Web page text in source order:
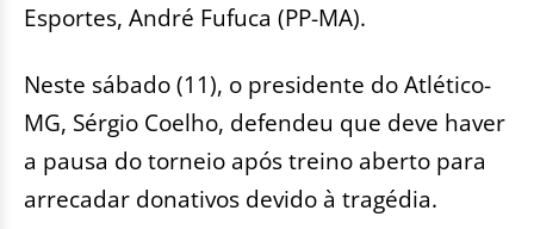
Esportes, André Fufuca (PP-MA).
Neste sábado (11), o presidente do Atlético-
MG, Sérgio Coelho, defendeu que deve haver
a pausa do torneio após treino aberto para
arrecadar donativos devido à tragédia.